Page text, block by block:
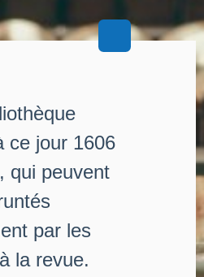
ce jour 1606
qui peuvent
par les
la revue.